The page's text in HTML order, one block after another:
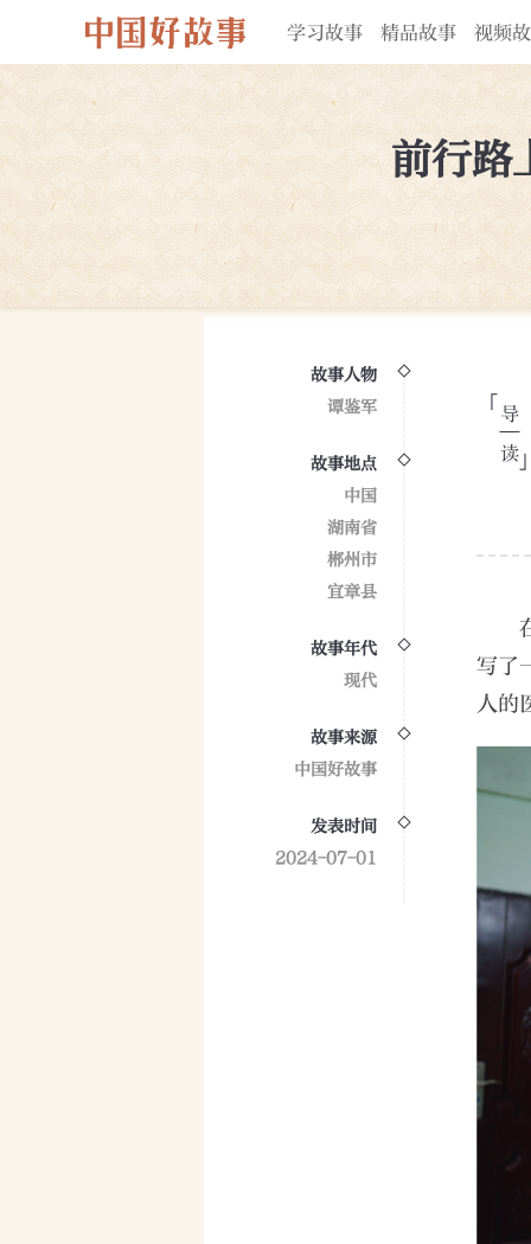
学习故事 精品故事 视频
前行路
故事人物
谭鉴军
故事地点
中国
湖南省
郴州市
宜章县
故事年代
现代
故事来源
中国好故事
发表时间
2024-07-01
写了
人的